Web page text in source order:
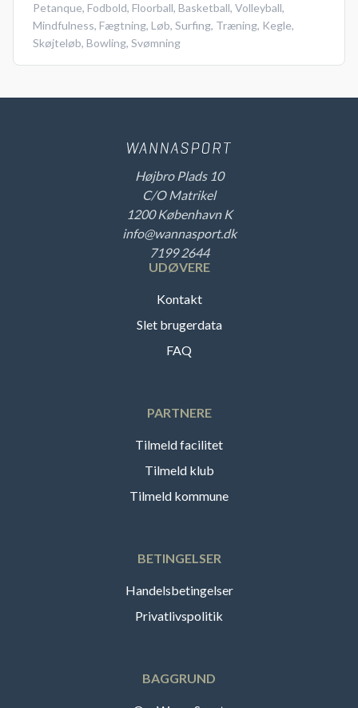
Petanque, Fodbold, Floorball, Basketball, Volleyball,
Mindfulness, Fægtning, Løb, Surfing, Træning, Kegle,
Skøjteløb, Bowling, Svømning
Højbro Plads 10
C/O Matrikel
1200 København K
info@wannasport.dk
7199 2644
UDØVERE
Kontakt
Slet brugerdata
FAQ
PARTNERE
Tilmeld facilitet
Tilmeld klub
Tilmeld kommune
BETINGELSER
Handelsbetingelser
Privatlivspolitik
BAGGRUND